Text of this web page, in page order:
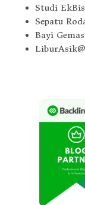
Studi EkBis
Sepatu
Bayi Gemas